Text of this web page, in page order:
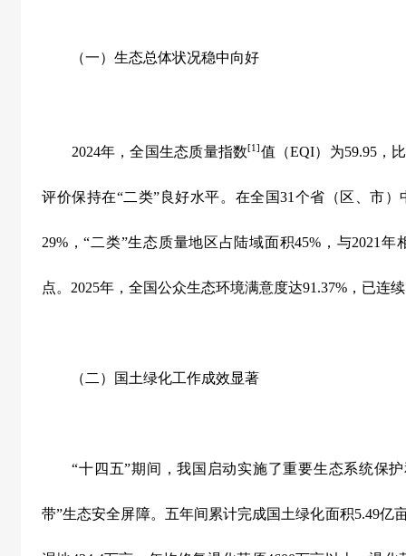
（一）生态总体状况稳中向好
2024年，全国生态质量指数[1] 值（EQI）为59.95，比
评价保持在“二类”良好水平。在全国31 个省（区、市）
29% ，“二类”生态质量地区占陆域面积45% ，与2021 年
点。 2025年，全国公众生态环境满意度达91.37% ，已连续
（二）国土绿化工作成效显著
“十四五”期间，我国启动实施了重要生态系统保
带”生态安全屏障。五年间累计完成国土绿化面积5.49亿